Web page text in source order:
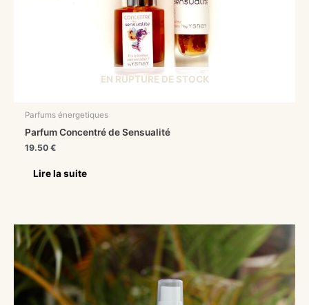
EN RUPTURE DE STOCK
Parfums énergetiques
Parfum Concentré de Sensualité
19.50€
Lire la suite